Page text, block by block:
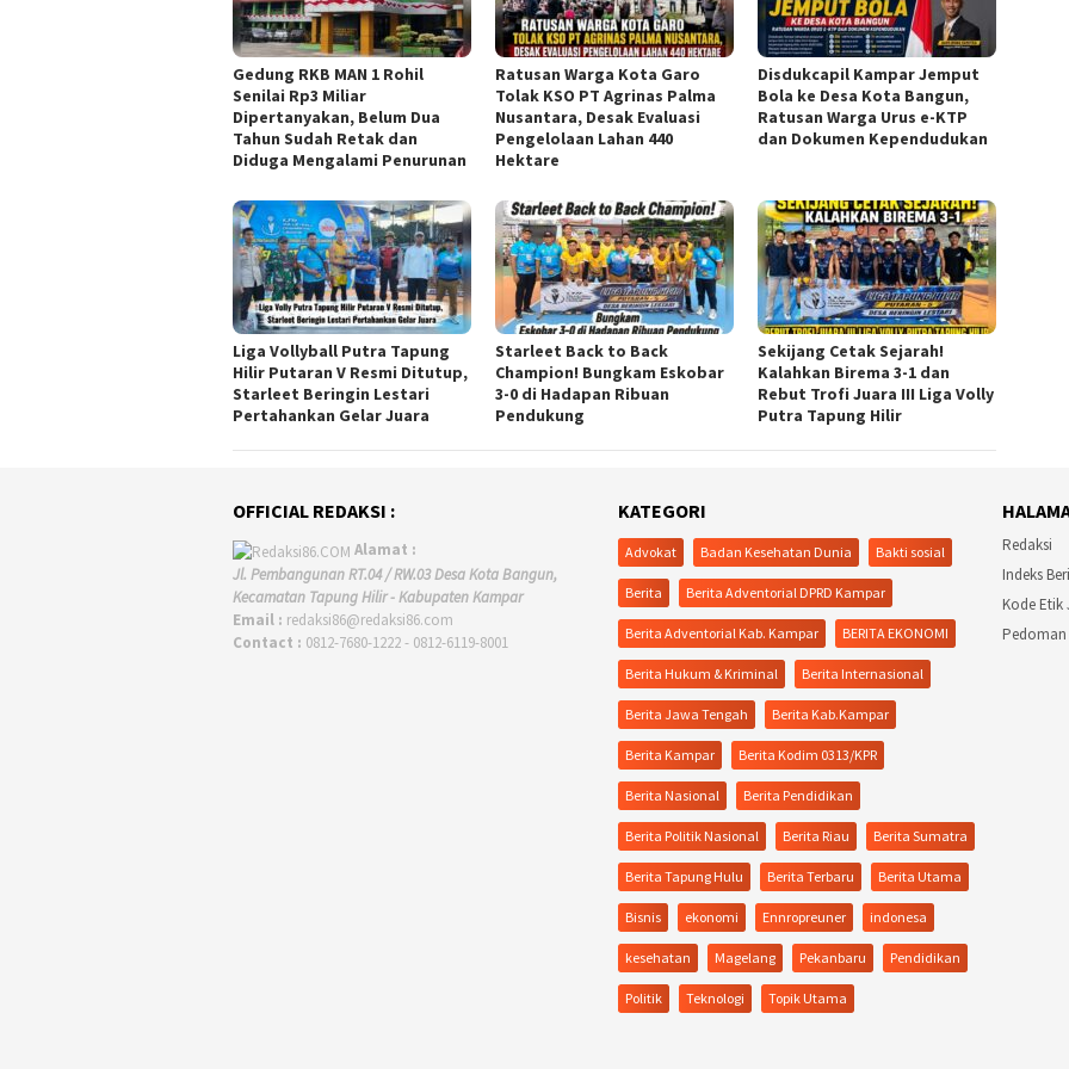
Gedung RKB MAN 1 Rohil
Senilai Rp3 Miliar
Dipertanyakan, Belum Dua
Tahun Sudah Retak dan
Diduga Mengalami Penurunan
Ratusan Warga Kota Garo
Tolak KSO PT Agrinas Palma
Nusantara, Desak Evaluasi
Pengelolaan Lahan 440
Hektare
Disdukcapil Kampar Jemput
Bola ke Desa Kota Bangun,
Ratusan Warga Urus e-KTP
dan Dokumen Kependudukan
Liga Vollyball Putra Tapung
Hilir Putaran V Resmi Ditutup,
Starleet Beringin Lestari
Pertahankan Gelar Juara
Starleet Back to Back
Champion! Bungkam Eskobar
3-0 di Hadapan Ribuan
Pendukung
Sekijang Cetak Sejarah!
Kalahkan Birema 3-1 dan
Rebut Trofi Juara III Liga Volly
Putra Tapung Hilir
OFFICIAL REDAKSI :
Alamat :
Jl. Pembangunan RT.04 / RW.03 Desa Kota Bangun,
Kecamatan Tapung Hilir - Kabupaten Kampar
Email : redaksi86@redaksi86.com
Contact : 0812-7680-1222 - 0812-6119-8001
KATEGORI
Advokat Badan Kesehatan Dunia Bakti sosial
Berita Berita Adventorial DPRD Kampar
Berita Adventorial Kab. Kampar BERITA EKONOMI
Berita Hukum & Kriminal Berita Internasional
Berita Jawa Tengah Berita Kab.Kampar
Berita Kampar Berita Kodim 0313/KPR
Berita Nasional Berita Pendidikan
Berita Politik Nasional Berita Riau Berita Sumatra
Berita Tapung Hulu Berita Terbaru Berita Utama
Bisnis ekonomi Ennropreuner indonesa
kesehatan Magelang Pekanbaru Pendidikan
Politik Teknologi Topik Utama
Redaksi
Indeks
Kode
Pedoman